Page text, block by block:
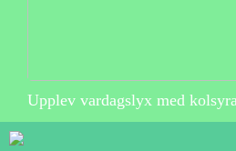
Upplev vardagslyx med